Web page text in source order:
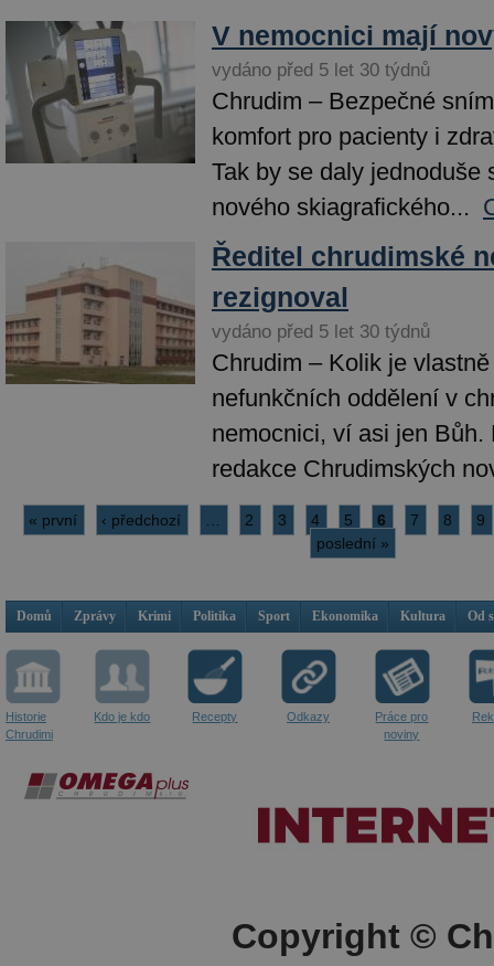
V nemocnici mají
vydáno před 5 let 30 týdnů
Chrudim – Bezpečné
komfort pro pacienty i
Tak by se daly jednoduše
nového skiagrafického...
Ředitel chrudimské
rezignoval
vydáno před 5 let 30 týdnů
Chrudim – Kolik je
nefunkčních oddělení v
nemocnici, ví asi jen Bůh.
redakce Chrudimských
« první ‹ předchozí 2 3 4 5 6 7 8
9
poslední »
Domů Zprávy Krimi Politika Sport Ekonomika Kultura Od
Historie
Chrudimi
Kdo je kdo Recepty Odkazy
Práce pro
noviny
Copyright ©